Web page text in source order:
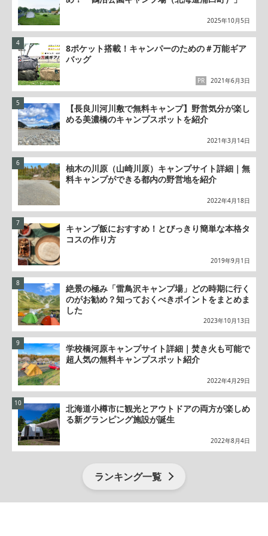
2025年10月5日
8ポケット搭載！キャンパーのための＃万能ギア
バッグ
2021年6月3日
PR
【長良川河川敷で無料キャンプ】野営気分が楽し
める美濃橋のキャンプスポットを紹介
2021年3月14日
柚木の川原（山崎川原）キャンプサイト詳細｜無
料キャンプができる都内の野営地を紹介
2022年4月18日
キャンプ飯におすすめ！とびっきり簡単な本格タ
コスの作り方
2019年9月1日
絶景の極み「雷鳥沢キャンプ場」どの時期に行く
のがお勧め？知っておくべきポイントをまとめま
した
2023年10月13日
学校橋河原キャンプサイト詳細｜焚き火も可能で
超人気の無料キャンプスポット紹介
2022年4月29日
北海道小樽市に観光とアウトドアの両方が楽しめ
る新グランピング施設が誕生
2022年8月4日
ランキング一覧